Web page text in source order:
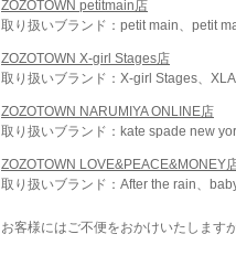
ZOZOTOWN petitmain店
取り扱いブランド：petit main、petit
ZOZOTOWN X-girl Stages店
取り扱いブランド：X-girl Stages、
ZOZOTOWN NARUMIYA ONLINE店
取り扱いブランド：kate spade new
ZOZOTOWN LOVE&PEACE&MONEY
取り扱いブランド：After the rain、
お客様にはご不便をおかけいたします